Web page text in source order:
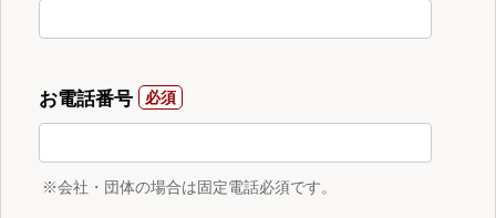
お電話番号
※会社・団体の場合は固定電話必須です。